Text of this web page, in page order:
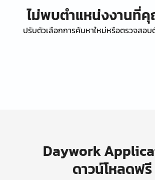
ไม่พบตำแหน่งงานที่
ปรับตัวเลือกการค้นหาใหม่หรือตรวจสอ
Daywork
ดาวน์โหลดฟรี